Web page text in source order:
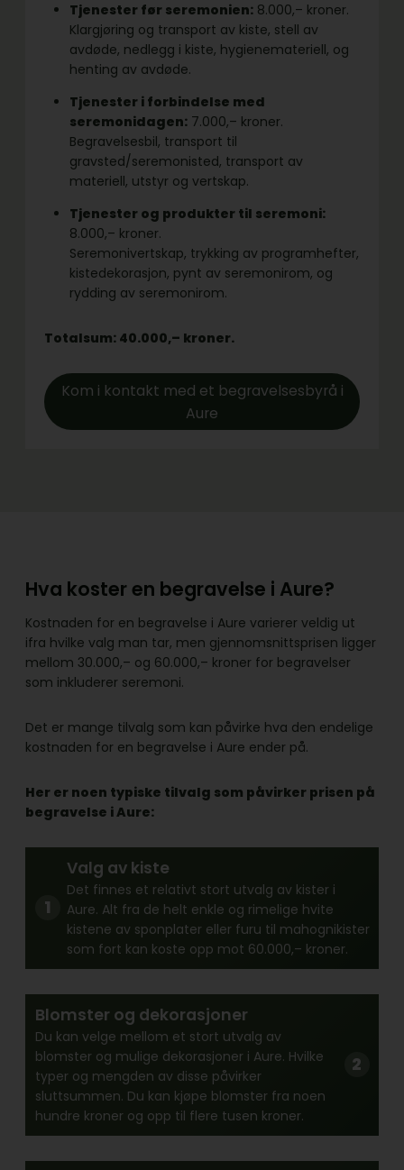
Tjenester før seremonien: 8.000,– kroner.
Klargjøring og transport av kiste, stell av
avdøde, nedlegg i kiste, hygienemateriell, og
henting av avdøde.
Tjenester i forbindelse med
seremonidagen: 7.000,– kroner.
Begravelsesbil, transport til
gravsted/seremonisted, transport av
materiell, utstyr og vertskap.
Tjenester og produkter til seremoni:
8.000,– kroner.
Seremonivertskap, trykking av programhefter,
kistedekorasjon, pynt av seremonirom, og
rydding av seremonirom.
Totalsum: 40.000,– kroner.
Kom i kontakt med et begravelsesbyrå i
Aure
Hva koster en begravelse i Aure?
Kostnaden for en begravelse i Aure varierer veldig ut
ifra hvilke valg man tar, men gjennomsnittsprisen ligger
mellom 30.000,– og 60.000,– kroner for begravelser
som inkluderer seremoni.
Det er mange tilvalg som kan påvirke hva den endelige
kostnaden for en begravelse i Aure ender på.
Her er noen typiske tilvalg som påvirker prisen på
begravelse i Aure:
Valg av kiste
Det finnes et relativt stort utvalg av kister i
Aure. Alt fra de helt enkle og rimelige hvite
kistene av sponplater eller furu til mahognikister
som fort kan koste opp mot 60.000,– kroner.
Blomster og dekorasjoner
Du kan velge mellom et stort utvalg av
blomster og mulige dekorasjoner i Aure. Hvilke
typer og mengden av disse påvirker
sluttsummen. Du kan kjøpe blomster fra noen
hundre kroner og opp til flere tusen kroner.